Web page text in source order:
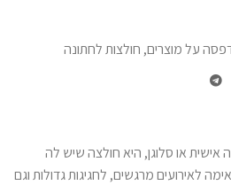
על מוצרים, חולצות לחתונה
או סלוגן, היא חולצה שיש לה
לאירועים מרגשים, לחגיגות גדולות וגם